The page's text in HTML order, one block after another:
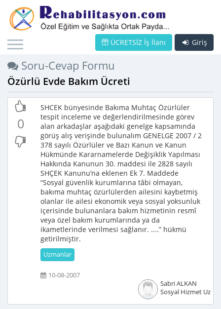
Giriş
ÜCRETSİZ İş İlanı
Soru-Cevap Formu
Özürlü Evde Bakım Ücreti
0
SHCEK bünyesinde Bakıma Muhtaç Özürlüler
tespit inceleme ve değerlendirilmesinde görev
alan arkadaşlar aşağıdaki genelge kapsamında
görüş alış verişinde bulunalım GENELGE 2007 / 2
378 sayılı Özürlüler ve Bazı Kanun ve Kanun
Hükmünde Kararnamelerde Değişiklik Yapılması
Hakkında Kanunun 30. maddesi ile 2828 sayılı
SHÇEK Kanunu’na eklenen Ek 7. Maddede
“Sosyal güvenlik kurumlarına tâbi olmayan,
bakıma muhtaç özürlülerden ailesini kaybetmiş
olanlar ile ailesi ekonomik veya sosyal yoksunluk
içerisinde bulunanlara bakım hizmetinin resmî
veya özel bakım kurumlarında ya da
ikametlerinde verilmesi sağlanır. ....” hükmü
getirilmiştir.
Uzmanlar
10-08-2007
Sabri ALKAN
Sosyal Hizmet